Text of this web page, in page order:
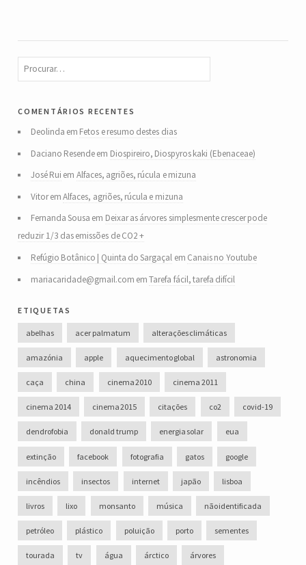
comentários recentes
Deolinda em Fetos e resumo destes dias
Daciano Resendeem Diospireiro, Diospyros kaki (Ebenaceae)
José Rui em Alfaces, agriões, rúcula e mizuna
VitoremAlfaces, agriões, rúcula e mizuna
Fernanda Sousa em Deixar as árvores simplesmente crescer pode
reduzir 1/3 das emissões de CO2 +
Refúgio Botânico | Quinta do Sargaçal em Canais no Youtube
mariacaridade@gmail.com emTarefa fácil, tarefa difícil
etiquetas
abelhas acer palmatum alterações climáticas
amazónia apple aquecimento global astronomia
caça china cinema 2010 cinema 2011
cinema 2014 cinema 2015 citações co2 covid-19
dendrofobia donald trump energia solar eua
extinção facebook fotografia gatos google
incêndios insectos internet japão lisboa
livros lixo monsanto música não identificada
petróleo plástico poluição porto sementes
tourada tv água árctico árvores